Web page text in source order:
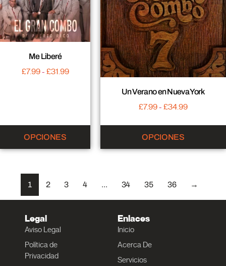
Me Liberé
£7.99- £31.99
OPCIONES
Un Verano en Nueva York
£7.99- £34.99
OPCIONES
1 2 3 4 ... 34 35 36 →
Enlaces
Inicio
Acerca De
Servicios
Legal
Aviso Legal
Política de
Privacidad